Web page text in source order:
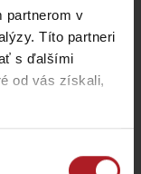
partnerom v
Títo partneri
s ďalšími
od vás získali,
Ľupča